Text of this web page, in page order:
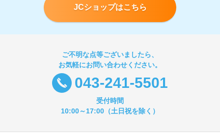
JCショップはこちら
ご不明な点等ございましたら、
お気軽にお問い合わせください。
043-241-5501
受付時間
10:00～17:00（土日祝を除く）